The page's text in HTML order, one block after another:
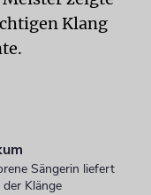
Klang
Sängerin liefert
Klänge